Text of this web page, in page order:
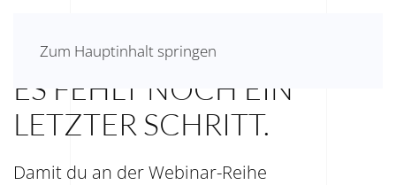
Zum Hauptinhalt springen
FAST GESCHAFFT.
ES FEHLT NOCH EIN
LETZTER SCHRITT.
Damit du an der Webinar-Reihe